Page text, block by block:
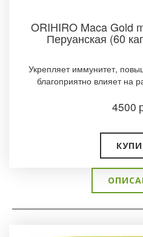
ORIHIRO Maca Gold
Перуанская (60
Укрепляет иммунитет,
благоприятно влияет на
4500